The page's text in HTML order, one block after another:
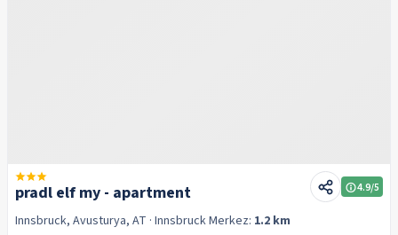
pradl elf my - apartment 4.9/5
Innsbruck, Avusturya, AT · InnsbruckMerkez: 1.2 km